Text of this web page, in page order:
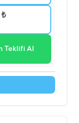
₺
Teklifi Al